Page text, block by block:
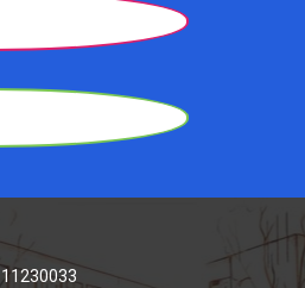
11230033